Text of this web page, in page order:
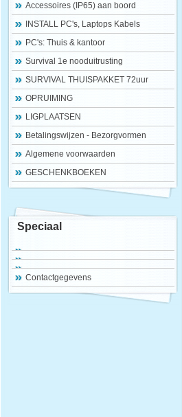
Accessoires (IP65) aan boord
INSTALL PC's, Laptops Kabels
PC's: Thuis & kantoor
Survival 1e nooduitrusting
SURVIVAL THUISPAKKET 72uur
OPRUIMING
LIGPLAATSEN
Betalingswijzen - Bezorgvormen
Algemene voorwaarden
GESCHENKBOEKEN
Speciaal
Contactgegevens